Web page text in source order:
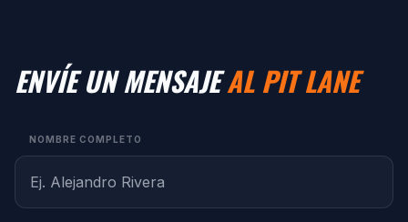
ENVÍE UN MENSAJEAL PIT LANE
NOMBRE COMPLETO